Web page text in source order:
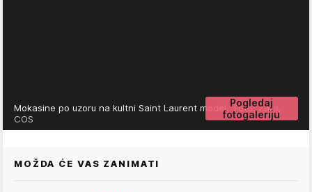
Pogledaj
fotogaleriju
Mokasine po uzoru na kultni Saint Laurent model. Foto: Zara,
COS
MOŽDA ĆE VAS ZANIMATI